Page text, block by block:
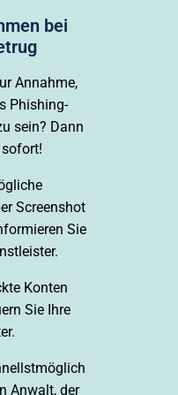
bei
Annahme,
Phishing-
sein? Dann
sofort!
Screenshot
Sie
Konten
Sie Ihre
Anwalt, der